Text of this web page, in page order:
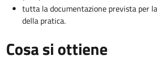
tutta la documentazione prevista per
della pratica.
Cosa si ottiene